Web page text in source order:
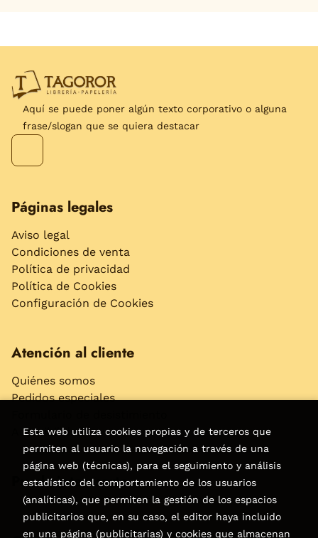
Aquí se puede poner algún texto corporativo o alguna
frase/slogan que se quiera destacar
Páginas legales
Aviso legal
Condiciones de venta
Política de privacidad
Política de Cookies
Configuración de Cookies
Atención al cliente
Quiénes somos
Pedidos especiales
Accesibilidad
Puede interesarte
Esta web utiliza cookies propias y de terceros que
permiten al usuario la navegación a través de una
página web (técnicas), para el seguimiento y análisis
estadístico del comportamiento de los usuarios
(analíticas), que permiten la gestión de los espacios
publicitarios que, en su caso, el editor haya incluido
en una página (publicitarias) y cookies que almacenan